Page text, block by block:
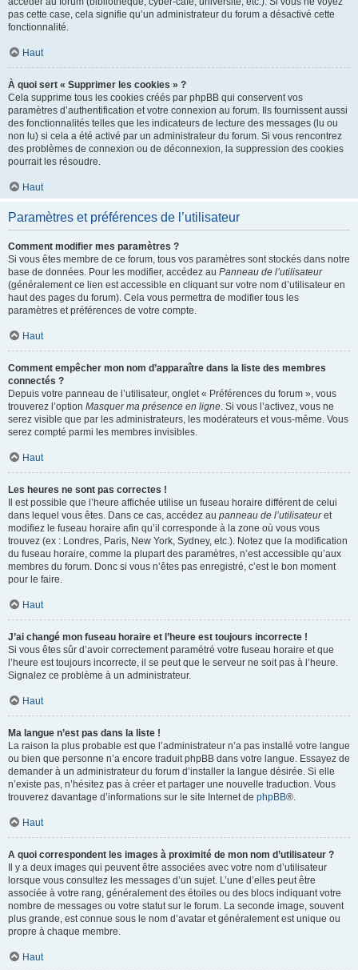
pas cette case, cela signifie qu’un administrateur du forum a désactivé cette
fonctionnalité.
Haut
À quoi sert « Supprimer les cookies » ?
Cela supprime tous les cookies créés par phpBB qui conservent vos
paramètres d’authentification et votre connexion au forum. Ils fournissent aussi
des fonctionnalités telles que les indicateurs de lecture des messages (lu ou
non lu) si cela a été activé par un administrateur du forum. Si vous rencontrez
des problèmes de connexion ou de déconnexion, la suppression des cookies
pourrait les résoudre.
Haut
Paramètres et préférences de l’utilisateur
Comment modifier mes paramètres ?
Si vous êtes membre de ce forum, tous vos paramètres sont stockés dans notre
base de données. Pour les modifier, accédez au Panneau de l’utilisateur
(généralement ce lien est accessible en cliquant sur votre nom d’utilisateur en
haut des pages du forum). Cela vous permettra de modifier tous les
paramètres et préférences de votre compte.
Haut
Comment empêcher mon nom d’apparaître dans la liste des membres
connectés ?
Depuis votre panneau de l’utilisateur, onglet « Préférences du forum », vous
trouverez l’option Masquer ma présence en ligne. Si vous l’activez, vous ne
serez visible que par les administrateurs, les modérateurs et vous-même. Vous
serez compté parmi les membres invisibles.
Haut
Les heures ne sont pas correctes !
Il est possible que l’heure affichée utilise un fuseau horaire différent de celui
dans lequel vous êtes. Dans ce cas, accédez au panneau de l’utilisateuret
modifiez le fuseau horaire afin qu’il corresponde à la zone où vous vous
trouvez (ex : Londres, Paris, New York, Sydney, etc.). Notez que la modification
du fuseau horaire, comme la plupart des paramètres, n’est accessible qu’aux
membres du forum. Donc si vous n’êtes pas enregistré, c’est le bon moment
pour le faire.
Haut
J’ai changé mon fuseau horaire et l’heure est toujours incorrecte !
Si vous êtes sûr d’avoir correctement paramétré votre fuseau horaire et que
l’heure est toujours incorrecte, il se peut que le serveur ne soit pas à l’heure.
Signalez ce problème à un administrateur.
Haut
Ma langue n’est pas dans la liste !
La raison la plus probable est que l’administrateur n’a pas installé votre langue
ou bien que personne n’a encore traduit phpBB dans votre langue. Essayez de
demander à un administrateur du forum d’installer la langue désirée. Si elle
n’existe pas, n’hésitez pas à créer et partager une nouvelle traduction. Vous
trouverez davantage d’informations sur le site Internet de phpBB®.
Haut
A quoi correspondent les images à proximité de mon nom d’utilisateur ?
Il y a deux images qui peuvent être associées avec votre nom d’utilisateur
lorsque vous consultez les messages d’un sujet. L’une d’elles peut être
associée à votre rang, généralement des étoiles ou des blocs indiquant votre
nombre de messages ou votre statut sur le forum. La seconde image, souvent
plus grande, est connue sous le nom d’avatar et généralement est unique ou
propre à chaque membre.
Haut